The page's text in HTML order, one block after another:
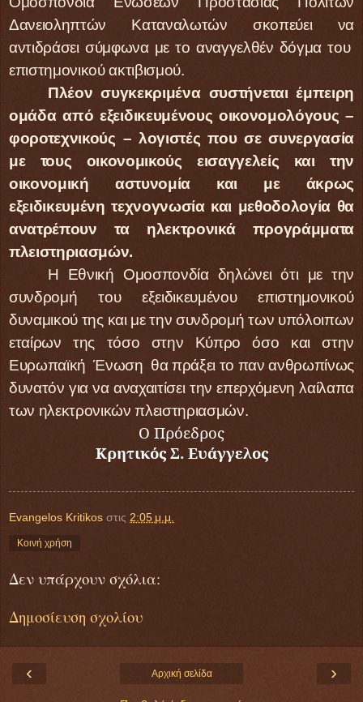
Δανειοληπτών Καταναλωτών σκοπεύει να
αντιδράσει σύμφωνα με το αναγγελθέν δόγμα του
επιστημονικού ακτιβισμού.
Πλέον συγκεκριμένα συστήνεται έμπειρη
ομάδα από εξειδικευμένους οικονομολόγους –
φοροτεχνικούς – λογιστές που σε συνεργασία
με τους οικονομικούς εισαγγελείς και την
οικονομική αστυνομία και με άκρως
εξειδικευμένη τεχνογνωσία και μεθοδολογία θα
ανατρέπουν τα ηλεκτρονικά προγράμματα
πλειστηριασμών.
Η Εθνική Ομοσπονδία δηλώνει ότι με την
συνδρομή του εξειδικευμένου επιστημονικού
δυναμικού της και με την συνδρομή των υπόλοιπων
εταίρων της τόσο στην Κύπρο όσο και στην
Ευρωπαϊκή Ένωση θα πράξει το παν ανθρωπίνως
δυνατόν για να αναχαιτίσει την επερχόμενη λαίλαπα
των ηλεκτρονικών πλειστηριασμών.
Ο Πρόεδρος
Κρητικός Σ. Ευάγγελος
Evangelos Kritikos στις 2:05 μ.μ.
Κοινή χρήση
Δεν υπάρχουν σχόλια:
Δημοσίευση σχολίου
‹ ›
Αρχική σελίδα